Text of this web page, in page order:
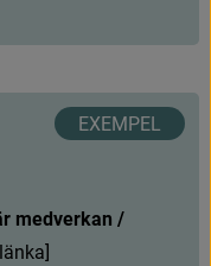
medverkan /
änka